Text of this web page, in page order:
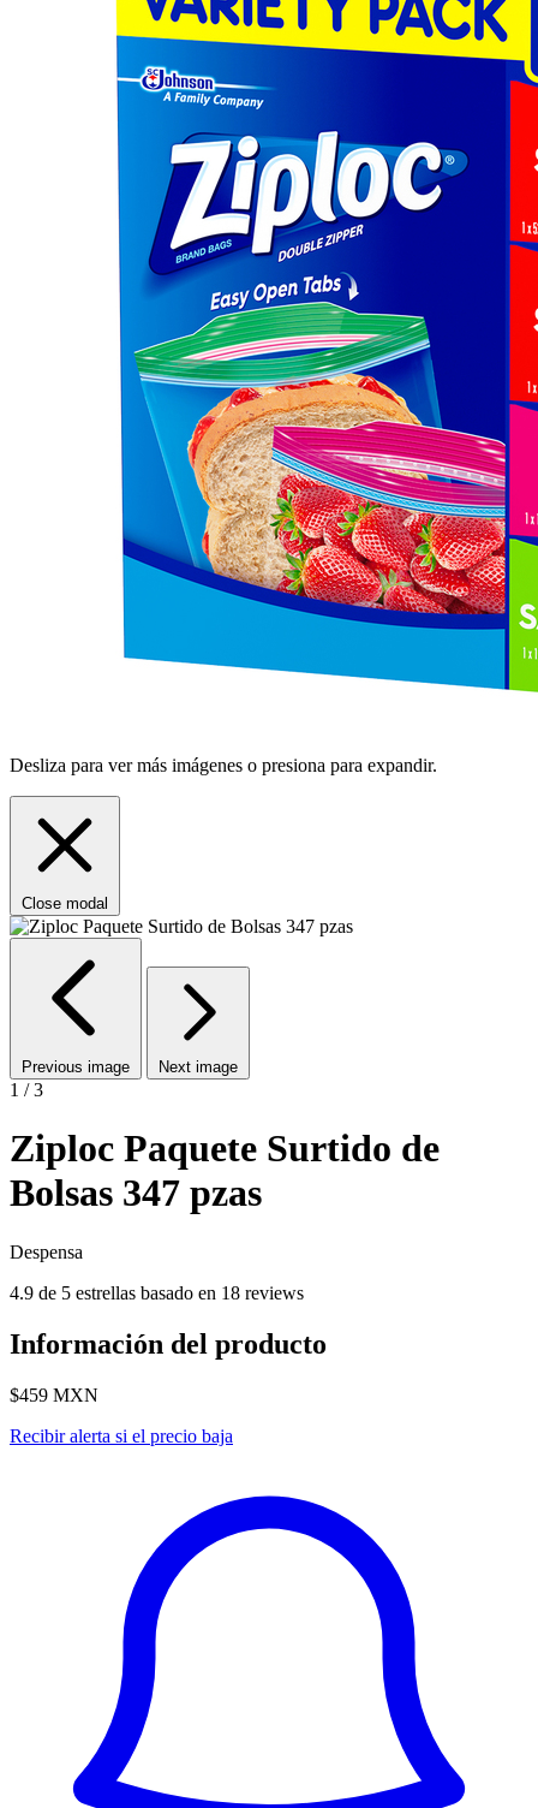
Desliza para ver más imágenes o presiona para expandir.
Close modal
Previous image Next image
1 / 3
Ziploc Paquete Surtido de
Bolsas 347 pzas
Despensa
4.9 de 5 estrellas basado en 18 reviews
Información del producto
$459 MXN
Recibir alerta si el precio baja